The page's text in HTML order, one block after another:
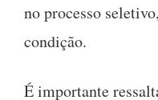
no processo
condição.
É importante